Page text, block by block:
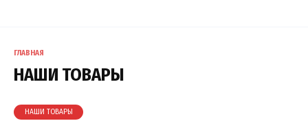
ГЛАВНАЯ
НАШИ ТОВАРЫ
НАШИ ТОВАРЫ